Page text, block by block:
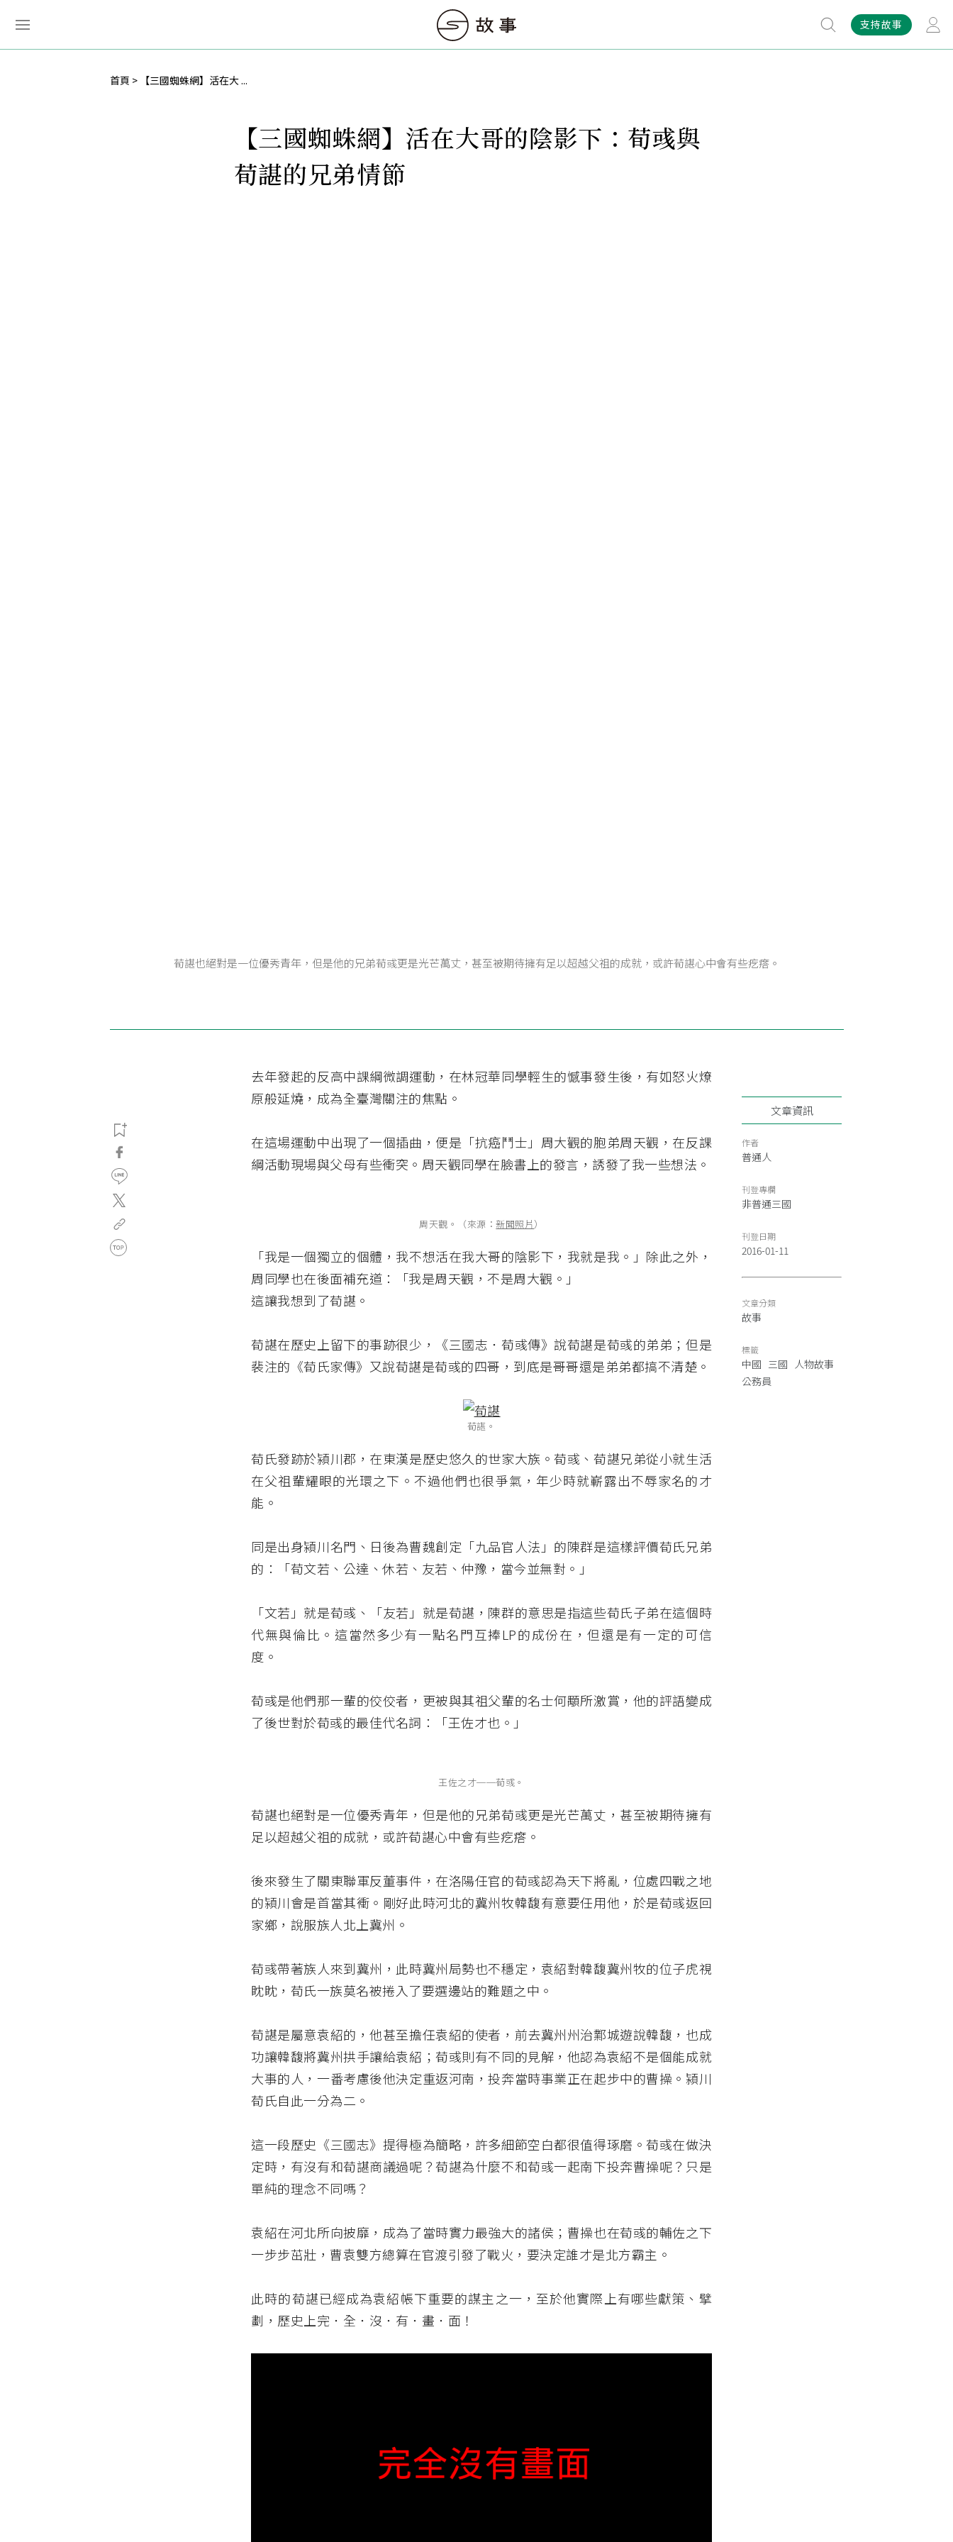
支持故事
首頁 【三國蜘蛛網】活在大 ...
【三國蜘蛛網】活在大哥的陰影下：荀彧與
荀諶的兄弟情節
荀諶也絕對是一位優秀青年，但是他的兄弟荀彧更是光芒萬丈，甚至被期待擁有足以超越父祖的成就，或許荀諶心中會有些疙瘩。
去年發起的反高中課綱微調運動，在林冠華同學輕生的憾事發生後，有如怒火燎
原般延燒，成為全臺灣關注的焦點。
在這場運動中出現了一個插曲，便是「抗癌鬥士」周大觀的胞弟周天觀，在反課
綱活動現場與父母有些衝突。周天觀同學在臉書上的發言，誘發了我一些想法。
周天觀。（來源：新聞照片）
「我是一個獨立的個體，我不想活在我大哥的陰影下，我就是我。」除此之外，
周同學也在後面補充道：「我是周天觀，不是周大觀。」
這讓我想到了荀諶。
荀諶在歷史上留下的事跡很少，《三國志．荀彧傳》說荀諶是荀彧的弟弟；但是
裴注的《荀氏家傳》又說荀諶是荀彧的四哥，到底是哥哥還是弟弟都搞不清楚。
荀諶。
荀氏發跡於潁川郡，在東漢是歷史悠久的世家大族。荀彧、荀諶兄弟從小就生活
在父祖輩耀眼的光環之下。不過他們也很爭氣，年少時就嶄露出不辱家名的才
能。
同是出身潁川名門、日後為曹魏創定「九品官人法」的陳群是這樣評價荀氏兄弟
的：「荀文若、公達、休若、友若、仲豫，當今並無對。」
「文若」就是荀彧、「友若」就是荀諶，陳群的意思是指這些荀氏子弟在這個時
代無與倫比。這當然多少有一點名門互捧LP的成份在，但還是有一定的可信
度。
荀彧是他們那一輩的佼佼者，更被與其祖父輩的名士何顒所激賞，他的評語變成
了後世對於荀彧的最佳代名詞：「王佐才也。」
王佐之才──荀彧。
荀諶也絕對是一位優秀青年，但是他的兄弟荀彧更是光芒萬丈，甚至被期待擁有
足以超越父祖的成就，或許荀諶心中會有些疙瘩。
後來發生了關東聯軍反董事件，在洛陽任官的荀彧認為天下將亂，位處四戰之地
的潁川會是首當其衝。剛好此時河北的冀州牧韓馥有意要任用他，於是荀彧返回
家鄉，說服族人北上冀州。
荀彧帶著族人來到冀州，此時冀州局勢也不穩定，袁紹對韓馥冀州牧的位子虎視
眈眈，荀氏一族莫名被捲入了要選邊站的難題之中。
荀諶是屬意袁紹的，他甚至擔任袁紹的使者，前去冀州州治鄴城遊說韓馥，也成
功讓韓馥將冀州拱手讓給袁紹；荀彧則有不同的見解，他認為袁紹不是個能成就
大事的人，一番考慮後他決定重返河南，投奔當時事業正在起步中的曹操。潁川
荀氏自此一分為二。
這一段歷史《三國志》提得極為簡略，許多細節空白都很值得琢磨。荀彧在做決
定時，有沒有和荀諶商議過呢？荀諶為什麼不和荀彧一起南下投奔曹操呢？只是
單純的理念不同嗎？
袁紹在河北所向披靡，成為了當時實力最強大的諸侯；曹操也在荀彧的輔佐之下
一步步茁壯，曹袁雙方總算在官渡引發了戰火，要決定誰才是北方霸主。
此時的荀諶已經成為袁紹帳下重要的謀主之一，至於他實際上有哪些獻策、擘
劃，歷史上完．全．沒．有．畫．面！
文章資訊
作者
普通人
刊登專欄
非普通三國
刊登日期
2016-01-11
文章分類
故事
標籤
中國 三國 人物故事
公務員